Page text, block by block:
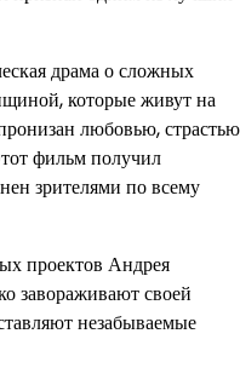
драма о сложных
которые живут на
любовью, страстью
фильм получил
зрителями по всему
проектов Андрея
завораживают своей
незабываемые